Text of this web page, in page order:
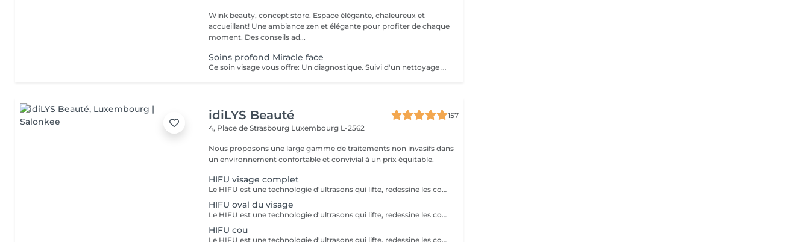
Wink beauty, concept store. Espace élégante, chaleureux et
accueillant! Une ambiance zen et élégante pour profiter de chaque
moment. Des conseils ad...
Soins profond Miracle face
Ce soin visage vous offre: Un diagnostique. Suivi d'un nettoyage en profondeur de votre peau, et un massage Miracle Face qui a un effet de lifting immédiat , ce massage facial dégonfle, accentue les formes du visage et favorise la revitalisation naturelle de la peau.
idiLYS Beauté
157
4, Place de Strasbourg Luxembourg L-2562
Nous proposons une large gamme de traitements non invasifs dans
un environnement confortable et convivial à un prix équitable.
HIFU visage complet
Le HIFU est une technologie d'ultrasons qui lifte, redessine les contours du visage et raffermit la peau en ciblant les couches profondes pour un effet anti-âge. La LUMINOTHÉRAPIE du visage consiste à exposer la peau à des lumières LED afin de stimuler le renouvellement cellulaire et améliorer l'éclat du teint.
HIFU oval du visage
Le HIFU est une technologie d'ultrasons qui lifte, redessine les contours du visage et raffermit la peau en ciblant les couches profondes pour un effet anti-âge.
HIFU cou
Le HIFU est une technologie d'ultrasons qui lifte, redessine les contours du visage et raffermit la peau en ciblant les couches profondes pour un effet anti-âge. La LUMINOTHÉRAPIE du cou consiste à exposer la peau à des lumières LED afin de stimuler le renouvellement cellulaire et améliorer la texture de la peau.